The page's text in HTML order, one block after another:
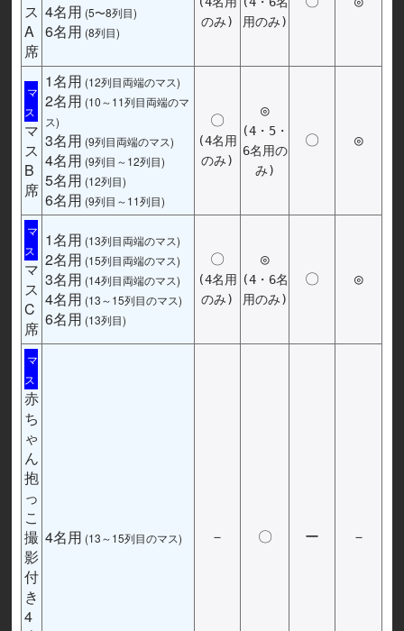
ス
A
席
4名用 (5〜8列目)
6名用 (8列目)
のみ)
用のみ)
マ
ス
マ
ス
B
席
1名用 (12列目両端のマス)
2名用 (10～11列目両端のマ
ス)
3名用 (9列目両端のマス)
4名用 (9列目～12列目)
5名用 (12列目)
6名用 (9列目～11列目)
〇
(4名用
のみ)
◎
(4・5・
6名用の
み)
〇 ◎
マ
ス
マ
ス
C
席
1名用 (13列目両端のマス)
2名用 (15列目両端のマス)
3名用 (14列目両端のマス)
4名用 (13～15列目のマス)
6名用 (13列目)
〇
(4名用
のみ)
◎
(4・6名
用のみ)
〇 ◎
マ
ス
赤
ち
ゃ
ん
抱
っ
こ
撮
影
付
き
4
4名用 (13～15列目のマス) － 〇 ー －